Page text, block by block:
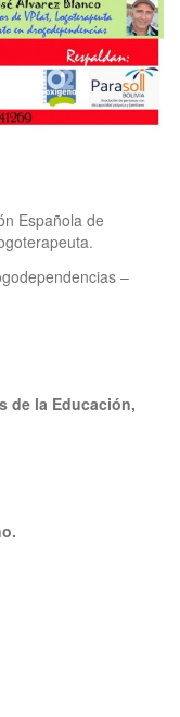
Española de
–
de la Educación,